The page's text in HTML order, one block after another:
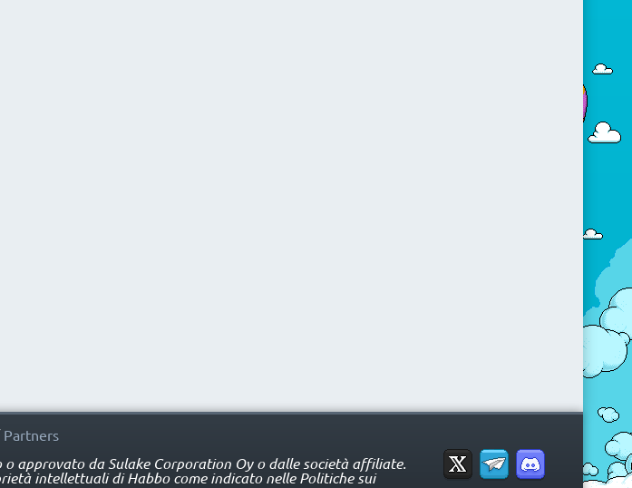
Partners
approvato da Sulake Corporation Oy o dalle società affiliate.
intellettuali di Habbo come indicato nelle Politiche sui